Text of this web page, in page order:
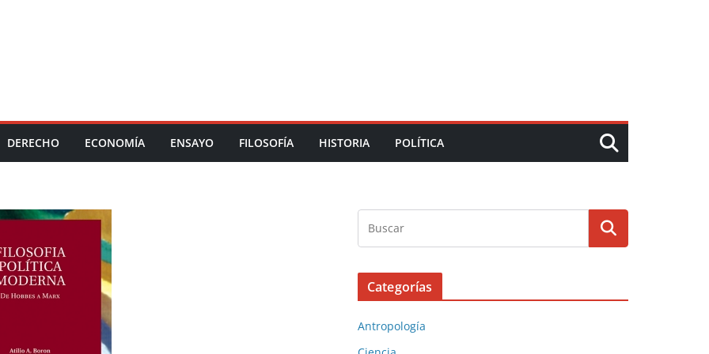
DERECHO ECONOMÍA ENSAYO FILOSOFÍA HISTORIA POLÍTICA
Categorías
Antropología